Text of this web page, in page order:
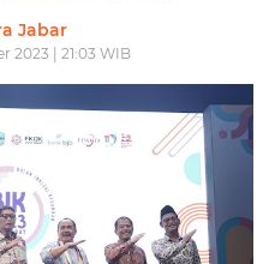
Jabar
2023 | 21:03 WIB